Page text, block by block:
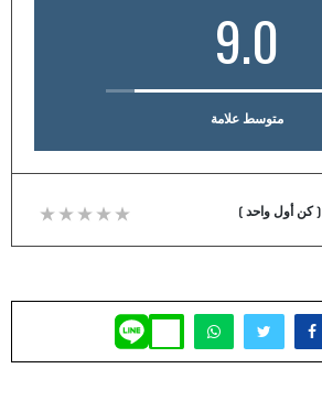
9.0
متوسط علامة
(كن أول واحد )